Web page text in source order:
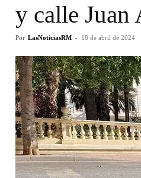
y calle Juan
Por LasNoticiasRM - 18 de abril de 2024